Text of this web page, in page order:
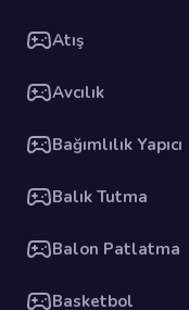
Atış
Avcılık
Bağımlılık Yapıcı
Balık Tutma
Balon Patlatma
Basketbol